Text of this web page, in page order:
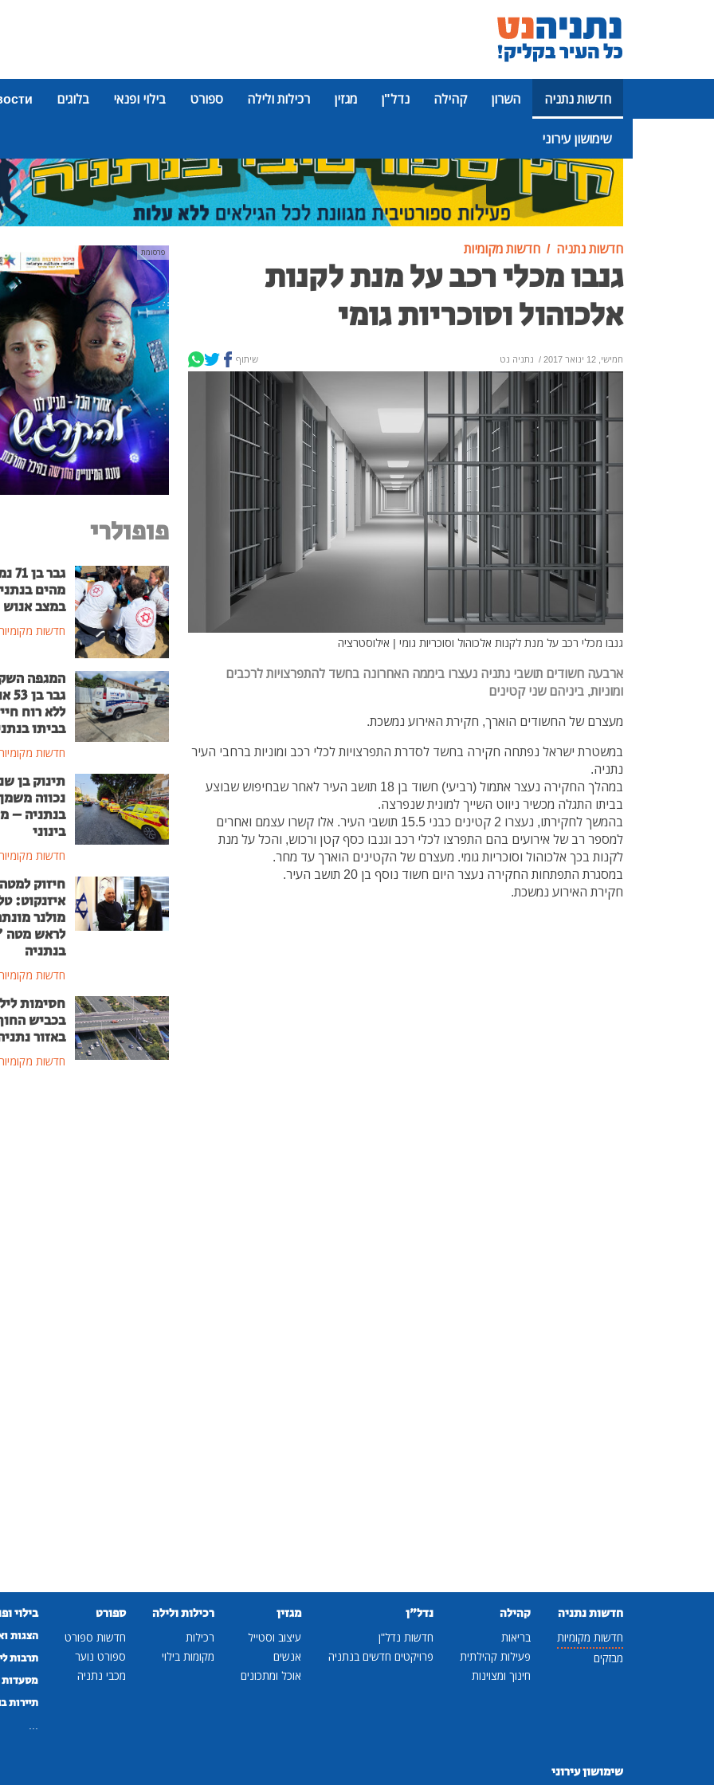
חדשות נתניה השרון קהילה נדל"ן מגזין רכילות ולילה ספורט בילוי ופנאי בלוגים
שימושון עירוני
פרסומת
חדשות נתניה חדשות מקומיות
גנבו מכלי רכב על מנת לקנות
אלכוהול וסוכריות גומי
חמישי, 12 ינואר 2017 / נתניה נט שיתוף
גנבו מכלי רכב על מנת לקנות אלכוהול וסוכריות גומי | אילוסטרציה
ארבעה חשודים תושבי נתניה נעצרו ביממה האחרונה בחשד להתפרצויות לרכבים
ומוניות, ביניהם שני קטינים
מעצרם של החשודים הוארך, חקירת האירוע נמשכת.
במשטרת ישראל נפתחה חקירה בחשד לסדרת התפרצויות לכלי רכב ומוניות ברחבי העיר
נתניה.
במהלך החקירה נעצר אתמול (רביעי) חשוד בן 18 תושב העיר לאחר שבחיפוש שבוצע
בביתו התגלה מכשיר ניווט השייך למונית שנפרצה.
בהמשך לחקירתו, נעצרו 2 קטינים כבני 15.5 תושבי העיר. אלו קשרו עצמם ואחרים
למספר רב של אירועים בהם התפרצו לכלי רכב וגנבו כסף קטן ורכוש, והכל על מנת
לקנות בכך אלכוהול וסוכריות גומי. מעצרם של הקטינים הוארך עד מחר.
במסגרת התפתחות החקירה נעצר היום חשוד נוסף בן 20 תושב העיר.
חקירת האירוע נמשכת.
פרסומת
פופולרי
גבר
מהים
במצב אנוש
חדשות
המגפה
גבר
ללא רוח
בביתו
חדשות
תינוק בן
נכווה
בנתניה –
בינוני
חדשות
חיזוק למטה
איזנקוט:
מולנר
לראש
בנתניה
חדשות
חסימות
בכביש
באזור
חדשות
חדשות נתניה
חדשות מקומיות
מבזקים
קהילה
בריאות
פעילות קהילתית
חינוך ומצוינות
נדל"ן
חדשות נדל"ן
פרויקטים חדשים בנתניה
מגזין
עיצוב וסטייל
אנשים
אוכל ומתכונים
רכילות ולילה
רכילות
מקומות בילוי
ספורט
חדשות ספורט
ספורט נוער
מכבי נתניה
בילוי
הצגות
תרבות
מסעדות
תיירות
שימושון עירוני